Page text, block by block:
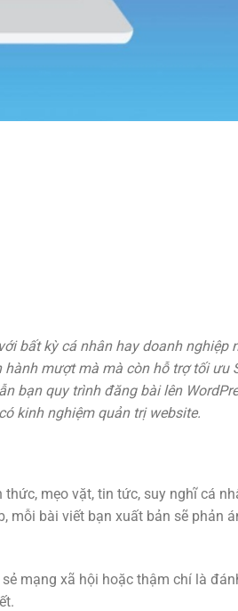
bất kỳ cá nhân hay doanh nghiệp
mượt mà mà còn hỗ trợ tối ưu
bạn quy trình đăng bài lên
kinh nghiệm quản trị website.
mẹo vặt, tin tức, suy nghĩ cá
mỗi bài viết bạn xuất bản sẽ phản
mạng xã hội hoặc thậm chí là